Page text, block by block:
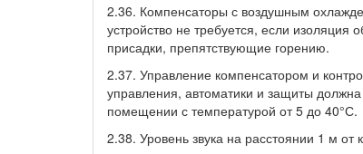
2.36. Компенсаторы с воздушным
устройство не требуется, если
присадки, препятствующие горению.
2.37. Управление компенсатором и
управления, автоматики и защиты
помещении с температурой от 5 до 40°С.
2.38. Уровень звука на расстоянии 1 м